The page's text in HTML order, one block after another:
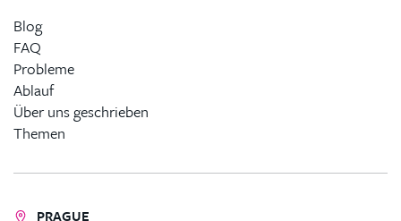
Blog
FAQ
Probleme
Ablauf
Über uns geschrieben
Themen
PRAGUE